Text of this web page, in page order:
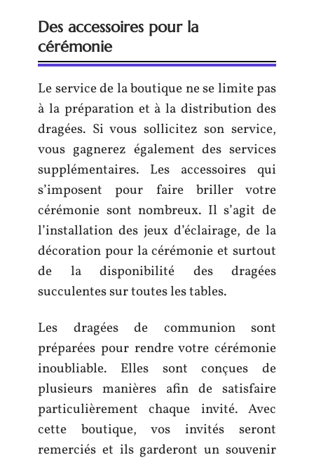
Des accessoires pour la
cérémonie
Le service de la boutique ne se limite pas
à la préparation et à la distribution des
dragées. Si vous sollicitez son service,
vous gagnerez également des services
supplémentaires. Les accessoires qui
s’imposent pour faire briller votre
cérémonie sont nombreux. Il s’agit de
l’installation des jeux d’éclairage, de la
décoration pour la cérémonie et surtout
de la disponibilité des dragées
succulentes sur toutes les tables.
Les dragées de communion sont
préparées pour rendre votre cérémonie
inoubliable. Elles sont conçues de
plusieurs manières afin de satisfaire
particulièrement chaque invité. Avec
cette boutique, vos invités seront
remerciés et ils garderont un souvenir